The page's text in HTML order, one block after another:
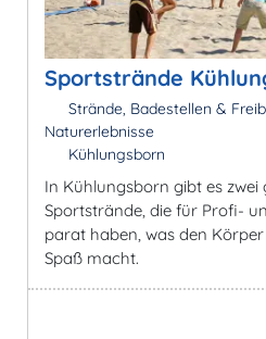
Sportstrände
Strände, Badestellen &
Naturerlebnisse
Kühlungsborn
In Kühlungsborn gibt es zwei
Sportstrände, die für Profi-
parat haben, was den
Spaß macht.